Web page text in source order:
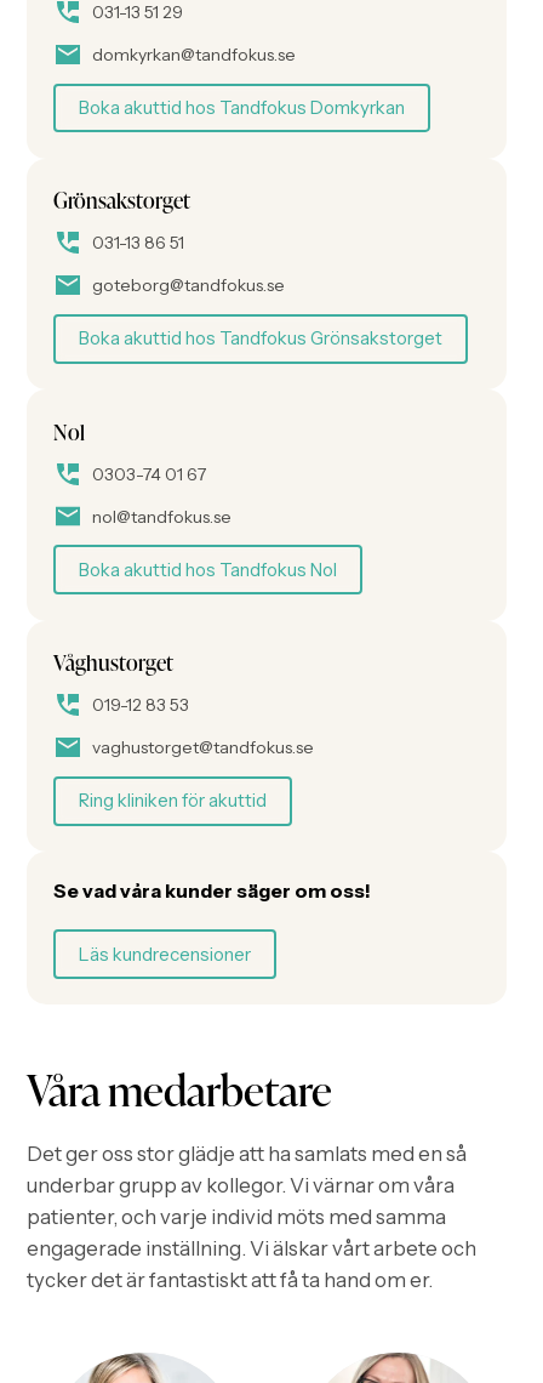
031-13 51 29
domkyrkan@tandfokus.se
Boka akuttid hos Tandfokus Domkyrkan
Grönsakstorget
031-13 86 51
goteborg@tandfokus.se
Boka akuttid hos Tandfokus Grönsakstorget
Nol
0303-74 01 67
nol@tandfokus.se
Boka akuttid hos Tandfokus Nol
Våghustorget
019-12 83 53
vaghustorget@tandfokus.se
Ring kliniken för akuttid
Se vad våra kunder säger om oss!
Läs kundrecensioner
Våra medarbetare
Det ger oss stor glädje att ha samlats med en så
underbar grupp av kollegor. Vi värnar om våra
patienter, och varje individ möts med samma
engagerade inställning. Vi älskar vårt arbete och
tycker det är fantastiskt att få ta hand om er.